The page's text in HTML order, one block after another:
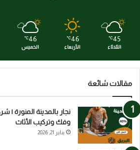
45
℃
الثلاثاء
46
℃
الأربعاء
46
℃
الخميس
مقالات شائعة
نجار بالمدينة المنورة |
وفك وتركيب الأثاث
يناير 21, 2026